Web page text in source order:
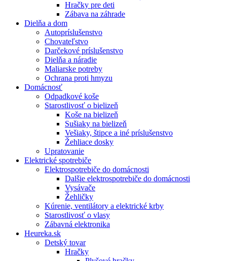
Hračky pre deti
Zábava na záhrade
Dielňa a dom
Autopríslušenstvo
Chovateľstvo
Darčekové príslušenstvo
Dielňa a náradie
Maliarske potreby
Ochrana proti hmyzu
Domácnosť
Odpadkové koše
Starostlivosť o bielizeň
Koše na bielizeň
Sušiaky na bielizeň
Vešiaky, štipce a iné príslušenstvo
Žehliace dosky
Upratovanie
Elektrické spotrebiče
Elektrospotrebiče do domácnosti
Dalšie elektrospotrebiče do domácnosti
Vysávače
Žehličky
Kúrenie, ventilátory a elektrické krby
Starostlivosť o vlasy
Zábavná elektronika
Heureka.sk
Detský tovar
Hračky